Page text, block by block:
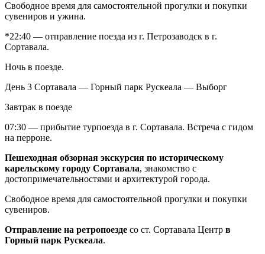
Свободное время для самостоятельной прогулки и покупки
сувениров и ужина.
*22:40 — отправление поезда из г. Петрозаводск в г.
Сортавала.
Ночь в поезде.
День 3 Сортавала — Горный парк Рускеала — Выборг
Завтрак в поезде
07:30 — прибытие турпоезда в г. Сортавала. Встреча с гидом
на перроне.
Пешеходная обзорная экскурсия по историческому
карельскому городу Сортавала, знакомство с
достопримечательностями и архитектурой города.
Свободное время для самостоятельной прогулки и покупки
сувениров.
Отправление на ретропоезде со ст. Сортавала Центр в
Горный парк Рускеала.